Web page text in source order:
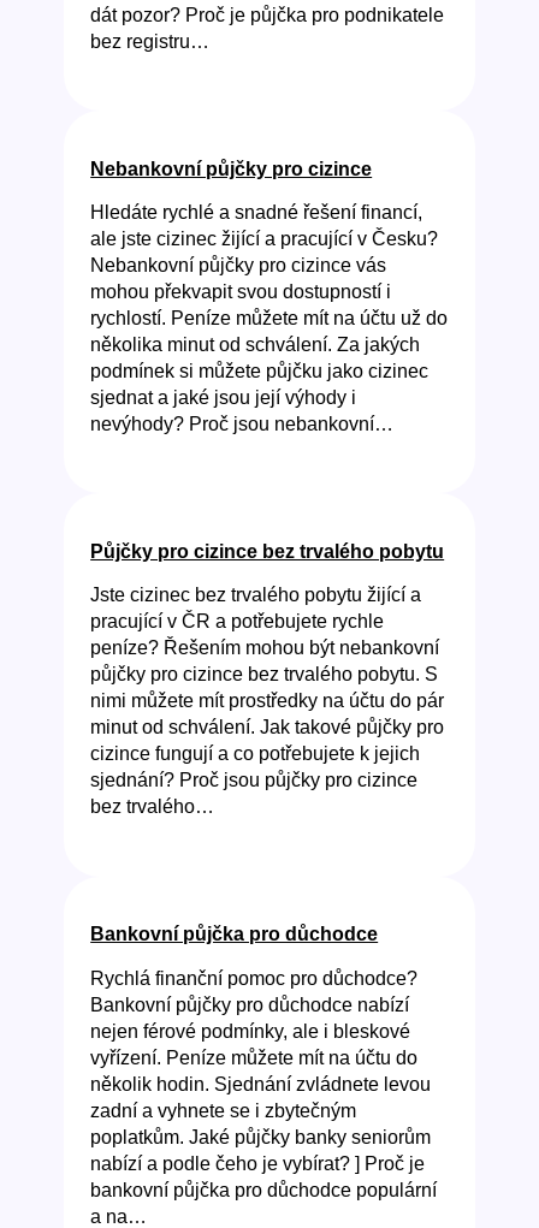
dát pozor? Proč je půjčka pro podnikatele
bez registru…
Nebankovní půjčky pro cizince
Hledáte rychlé a snadné řešení financí,
ale jste cizinec žijící a pracující v Česku?
Nebankovní půjčky pro cizince vás
mohou překvapit svou dostupností i
rychlostí. Peníze můžete mít na účtu už do
několika minut od schválení. Za jakých
podmínek si můžete půjčku jako cizinec
sjednat a jaké jsou její výhody i
nevýhody? Proč jsou nebankovní…
Půjčky pro cizince bez trvalého pobytu
Jste cizinec bez trvalého pobytu žijící a
pracující v ČR a potřebujete rychle
peníze? Řešením mohou být nebankovní
půjčky pro cizince bez trvalého pobytu. S
nimi můžete mít prostředky na účtu do pár
minut od schválení. Jak takové půjčky pro
cizince fungují a co potřebujete k jejich
sjednání? Proč jsou půjčky pro cizince
bez trvalého…
Bankovní půjčka pro důchodce
Rychlá finanční pomoc pro důchodce?
Bankovní půjčky pro důchodce nabízí
nejen férové podmínky, ale i bleskové
vyřízení. Peníze můžete mít na účtu do
několik hodin. Sjednání zvládnete levou
zadní a vyhnete se i zbytečným
poplatkům. Jaké půjčky banky seniorům
nabízí a podle čeho je vybírat? ] Proč je
bankovní půjčka pro důchodce populární
a na…